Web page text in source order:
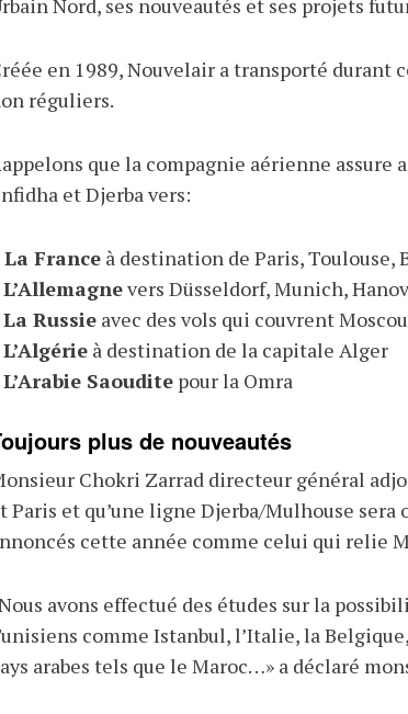
en 1989, Nouvelair a transporté durant
réguliers.
que la compagnie aérienne
et Djerba vers:
La France à destination de Paris, Toulouse,
L’Allemagnevers Düsseldorf, Munich,
La Russie avec des vols qui couvrent
L’Algérie à destination de la capitale Alger
L’Arabie Saoudite pour la Omra
plus de nouveautés
Chokri Zarrad directeur général
Paris et qu’une ligne Djerba/Mulhouse
cette année comme celui qui relie
avons effectué des études sur la
comme Istanbul, l’Italie, la
arabes tels que le Maroc…» a déclaré